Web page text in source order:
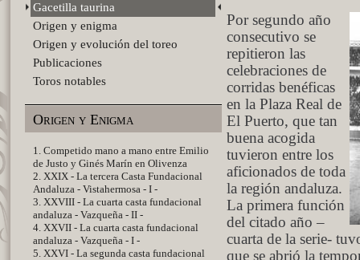
Gacetilla taurina
Origen y enigma
Origen y evolución del toreo
Publicaciones
Toros notables
Origen y Enigma
1. Competido mano a mano entre Emilio
de Justo y Ginés Marín en Olivenza
2. XXIX - La tercera Casta Fundacional
Andaluza - Vistahermosa - I -
3. XXVIII - La cuarta casta fundacional
andaluza - Vazqueña - II -
4. XXVII - La cuarta casta fundacional
andaluza - Vazqueña - I -
5. XXVI - La segunda casta fundacional
Por segundo año
consecutivo se
repitieron las
celebraciones de
corridas benéficas
en la Plaza Real de
El Puerto, que tan
buena acogida
tuvieron entre los
aficionados de toda
la región andaluza.
La primera función
del citado año –
cuarta de la serie-
que se abrió la